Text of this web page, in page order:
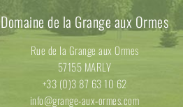
Domaine de la Grange aux Ormes
Rue de la Grange aux Ormes
57155 MARLY
+33 (0)3 87 63 10 62
info@grange-aux-ormes.com